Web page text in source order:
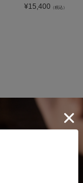
¥15,400 （税込）